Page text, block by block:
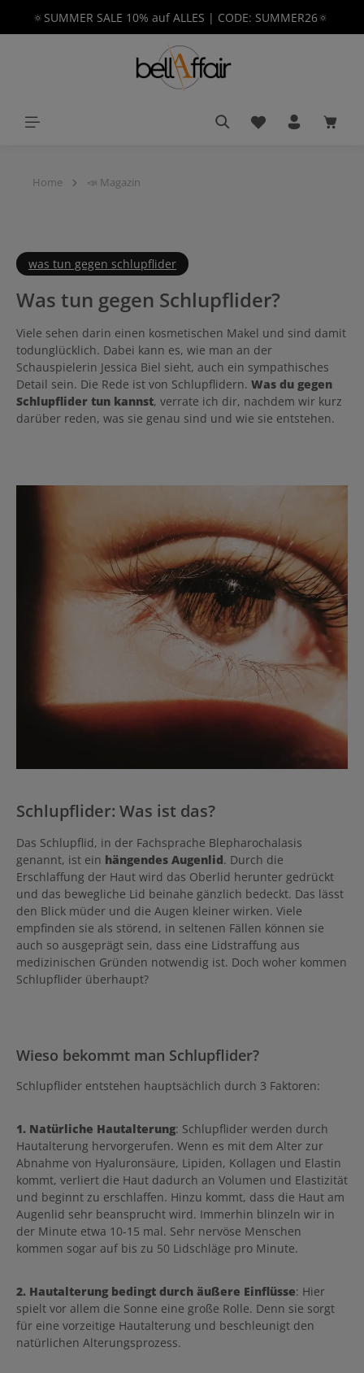
springen
🔅SUMMER SALE 10% auf ALLES | CODE: SUMMER26🔅
Du hast 0
Home 📣 Magazin
was tun gegen schlupflider
Was tun gegen Schlupflider?
Viele sehen darin einen kosmetischen Makel und sind damit
todunglücklich. Dabei kann es, wie man an der
Schauspielerin Jessica Biel sieht, auch ein sympathisches
Detail sein. Die Rede ist von Schlupflidern. Was du gegen
Schlupflider tun kannst, verrate ich dir, nachdem wir kurz
darüber reden, was sie genau sind und wie sie entstehen.
Schlupflider: Was ist das?
Das Schlupflid, in der Fachsprache Blepharochalasis
genannt, ist ein hängendes Augenlid. Durch die
Erschlaffung der Haut wird das Oberlid herunter gedrückt
und das bewegliche Lid beinahe gänzlich bedeckt. Das lässt
den Blick müder und die Augen kleiner wirken. Viele
empfinden sie als störend, in seltenen Fällen können sie
auch so ausgeprägt sein, dass eine Lidstraffung aus
medizinischen Gründen notwendig ist. Doch woher kommen
Schlupflider überhaupt?
Wieso bekommt man Schlupflider?
Schlupflider entstehen hauptsächlich durch 3 Faktoren:
1. Natürliche Hautalterung: Schlupflider werden durch
Hautalterung hervorgerufen. Wenn es mit dem Alter zur
Abnahme von Hyaluronsäure, Lipiden, Kollagen und Elastin
kommt, verliert die Haut dadurch an Volumen und Elastizität
und beginnt zu erschlaffen. Hinzu kommt, dass die Haut am
Augenlid sehr beansprucht wird. Immerhin blinzeln wir in
der Minute etwa 10-15 mal. Sehr nervöse Menschen
kommen sogar auf bis zu 50 Lidschläge pro Minute.
2. Hautalterung bedingt durch äußere Einflüsse: Hier
spielt vor allem die Sonne eine große Rolle. Denn sie sorgt
für eine vorzeitige Hautalterung und beschleunigt den
natürlichen Alterungsprozess.